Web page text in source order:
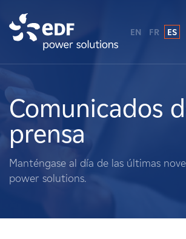
Sobre nosotros
Qué hacemos
Terratenientes
EN FR ES
Comunicados
prensa
Manténgase al día de las últimas
power solutions.